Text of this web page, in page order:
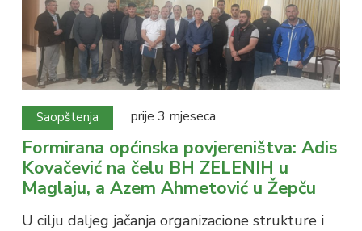
Saopštenja prije 3 mjeseca
Formirana općinska povjereništva: Adis
Kovačević na čelu BH ZELENIH u
Maglaju, a Azem Ahmetović u Žepču
U cilju daljeg jačanja organizacione strukture i